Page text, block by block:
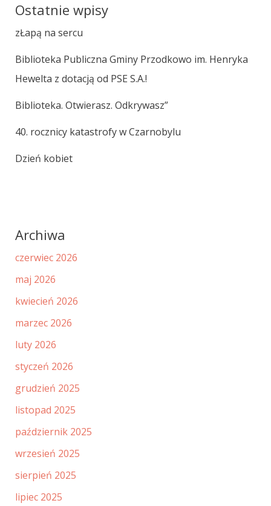
Ostatnie wpisy
zŁapą na sercu
Biblioteka Publiczna Gminy Przodkowo im. Henryka
Hewelta z dotacją od PSE S.A.!
Biblioteka. Otwierasz. Odkrywasz”
40. rocznicy katastrofy w Czarnobylu
Dzień kobiet
Archiwa
czerwiec 2026
maj 2026
kwiecień 2026
marzec 2026
luty 2026
styczeń 2026
grudzień 2025
listopad 2025
październik 2025
wrzesień 2025
sierpień 2025
lipiec 2025